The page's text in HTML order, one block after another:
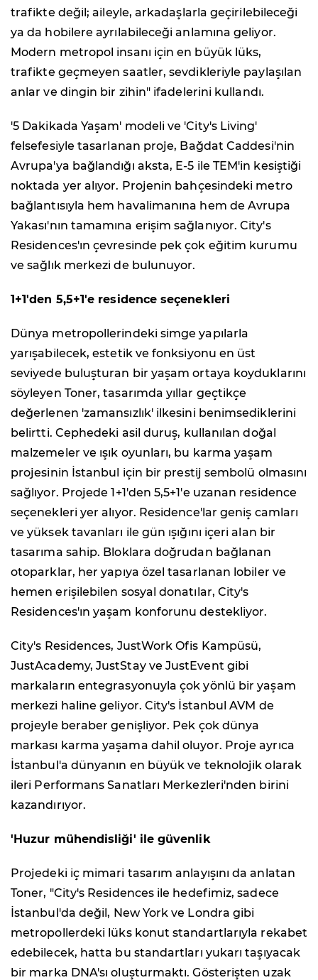
trafikte değil; aileyle, arkadaşlarla geçirilebileceği
ya da hobilere ayrılabileceği anlamına geliyor.
Modern metropol insanı için en büyük lüks,
trafikte geçmeyen saatler, sevdikleriyle paylaşılan
anlar ve dingin bir zihin" ifadelerini kullandı.
'5 Dakikada Yaşam' modeli ve 'City's Living'
felsefesiyle tasarlanan proje, Bağdat Caddesi'nin
Avrupa'ya bağlandığı aksta, E-5 ile TEM'in kesiştiği
noktada yer alıyor. Projenin bahçesindeki metro
bağlantısıyla hem havalimanına hem de Avrupa
Yakası'nın tamamına erişim sağlanıyor. City's
Residences'ın çevresinde pek çok eğitim kurumu
ve sağlık merkezi de bulunuyor.
1+1'den 5,5+1'e residence seçenekleri
Dünya metropollerindeki simge yapılarla
yarışabilecek, estetik ve fonksiyonu en üst
seviyede buluşturan bir yaşam ortaya koyduklarını
söyleyen Toner, tasarımda yıllar geçtikçe
değerlenen 'zamansızlık' ilkesini benimsediklerini
belirtti. Cephedeki asil duruş, kullanılan doğal
malzemeler ve ışık oyunları, bu karma yaşam
projesinin İstanbul için bir prestij sembolü olmasını
sağlıyor. Projede 1+1'den 5,5+1'e uzanan residence
seçenekleri yer alıyor. Residence'lar geniş camları
ve yüksek tavanları ile gün ışığını içeri alan bir
tasarıma sahip. Bloklara doğrudan bağlanan
otoparklar, her yapıya özel tasarlanan lobiler ve
hemen erişilebilen sosyal donatılar, City's
Residences'ın yaşam konforunu destekliyor.
City's Residences, JustWork Ofis Kampüsü,
JustAcademy, JustStay ve JustEvent gibi
markaların entegrasyonuyla çok yönlü bir yaşam
merkezi haline geliyor. City's İstanbul AVM de
projeyle beraber genişliyor. Pek çok dünya
markası karma yaşama dahil oluyor. Proje ayrıca
İstanbul'a dünyanın en büyük ve teknolojik olarak
ileri Performans Sanatları Merkezleri'nden birini
kazandırıyor.
'Huzur mühendisliği' ile güvenlik
Projedeki iç mimari tasarım anlayışını da anlatan
Toner, "City's Residences ile hedefimiz, sadece
İstanbul'da değil, New York ve Londra gibi
metropollerdeki lüks konut standartlarıyla rekabet
edebilecek, hatta bu standartları yukarı taşıyacak
bir marka DNA'sı oluşturmaktı. Gösterişten uzak